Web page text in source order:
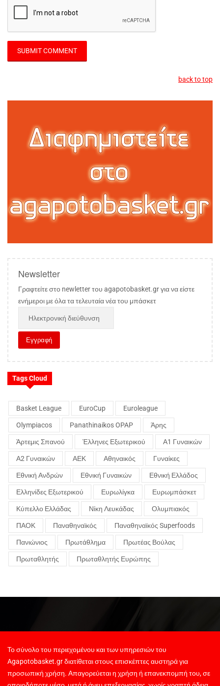
back to top
Newsletter
Γραφτείτε στο newletter του agapotobasket.gr για να είστε
ενήμεροι με όλα τα τελευταία νέα του μπάσκετ
Tags Cloud
Basket League EuroCup Euroleague
Olympiacos Panathinaikos OPAP Άρης
Άρτεμις Σπανού Έλληνες Εξωτερικού Α1 Γυναικών
Α2 Γυναικών ΑΕΚ Αθηναικός Γυναίκες
Εθνική Ανδρών Εθνική Γυναικών Εθνική Ελλάδος
Ελληνίδες Εξωτερικού Ευρωλίγκα Ευρωμπάσκετ
Κύπελλο Ελλάδας Νίκη Λευκάδας Ολυμπιακός
ΠΑΟΚ Παναθηναϊκός Παναθηναϊκός Superfoods
Πανιώνιος Πρωτάθλημα Πρωτέας Βούλας
Πρωταθλητής Πρωταθλητής Ευρώπης
Το σύνολο του περιεχομένου και των υπηρεσιών του
Agapotobasket.gr διατίθεται στους επισκέπτες αυστηρά για
προσωπική χρήση. Απαγορεύεται η χρήση ή επανεκπομπή του, σε